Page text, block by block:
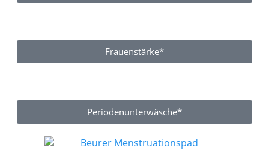
Frauenstärke*
Periodenunterwäsche*